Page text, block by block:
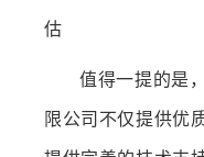
估
值得一提的是
限公司不仅提供优